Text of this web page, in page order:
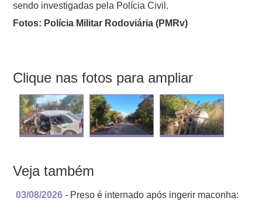
sendo investigadas pela Polícia Civil.
Fotos: Polícia Militar Rodoviária (PMRv)
Clique nas fotos para ampliar
Veja também
03/08/2026 - Preso é internado após ingerir maconha: